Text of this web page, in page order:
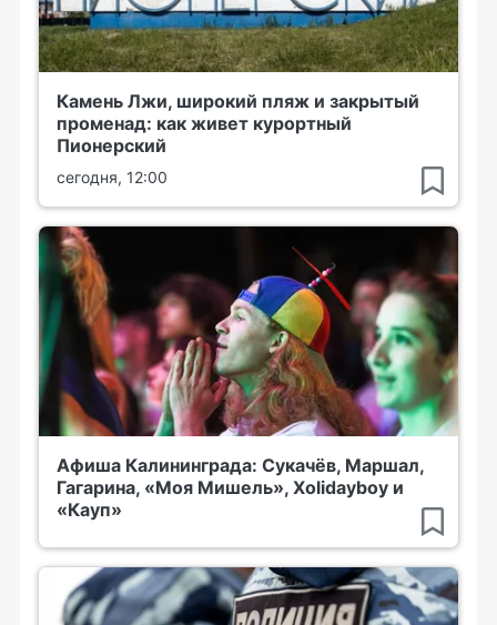
Камень Лжи, широкий пляж и закрытый
променад: как живет курортный
Пионерский
сегодня, 12:00
Афиша Калининграда: Сукачёв, Маршал,
Гагарина, «Моя Мишель», Xolidayboy и
«Кауп»